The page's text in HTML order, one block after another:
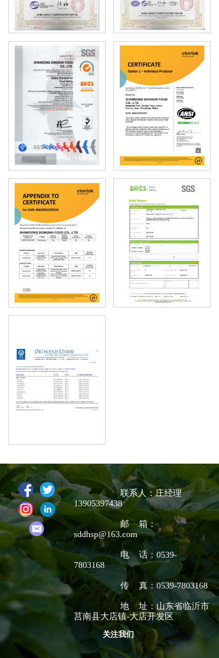
联系人：庄经理
13905397438
邮 箱：
sddhsp@163.com
电 话：0539-
7803168
传 真：0539-7803168
地 址：山东省临沂市
莒南县大店镇-大店开发区
关注我们